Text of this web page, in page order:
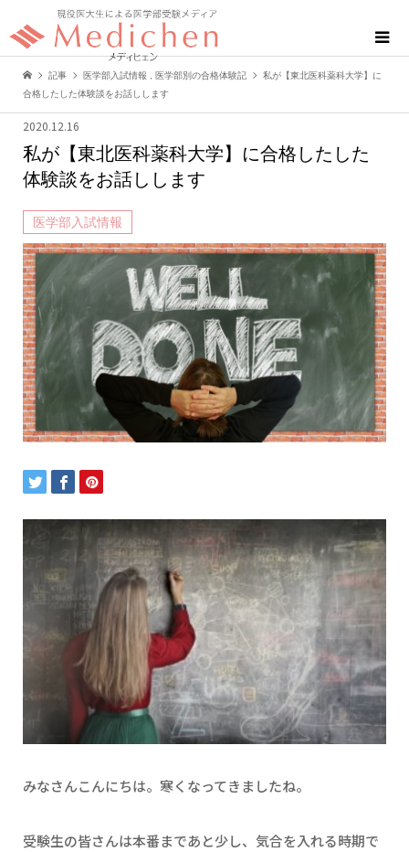
記事 医学部入試情報 医学部別の合格体験記
私が【東北医科薬科大学】に
合格したした体験談をお話しします
2020.12.16
私が【東北医科薬科大学】に合格したした
体験談をお話しします
医学部入試情報
みなさんこんにちは。寒くなってきましたね。
受験生の皆さんは本番まであと少し、気合を入れる時期で